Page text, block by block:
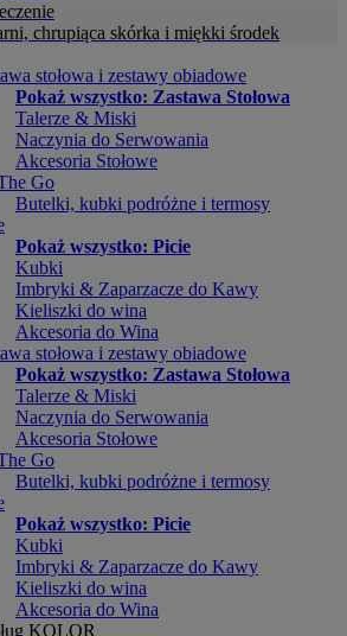
chrupiąca skórka i miękki środek
stołowa i zestawy obiadowe
Pokaż wszystko: Zastawa Stołowa
Talerze & Miski
Naczynia do Serwowania
Akcesoria Stołowe
Go
Butelki, kubki podróżne i termosy
Pokaż wszystko: Picie
Kubki
Imbryki & Zaparzacze do Kawy
Kieliszki do wina
Akcesoria do Wina
stołowa i zestawy obiadowe
Pokaż wszystko: Zastawa Stołowa
Talerze & Miski
Naczynia do Serwowania
Akcesoria Stołowe
Go
Butelki, kubki podróżne i termosy
Pokaż wszystko: Picie
Kubki
Imbryki & Zaparzacze do Kawy
Kieliszki do wina
Akcesoria do Wina
KOLOR